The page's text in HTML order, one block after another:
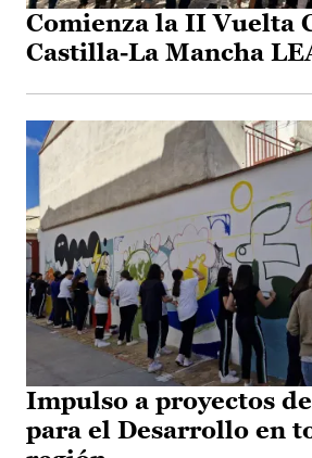
Comienza la II Vuelta
Castilla-La Mancha
Impulso a proyectos
para el Desarrollo en